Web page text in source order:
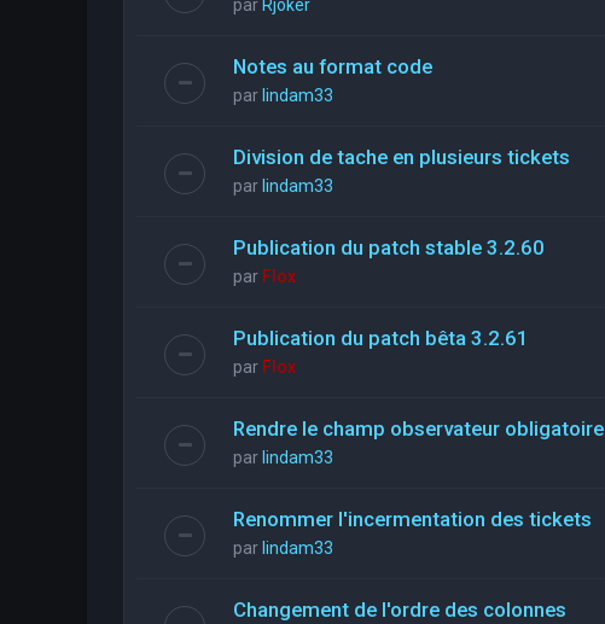
par Rjoker
Notes au format code
par lindam33
Division de tache en plusieurs tickets
par lindam33
Publication du patch stable 3.2.60
par Flox
Publication du patch bêta 3.2.61
par Flox
Rendre le champ observateur obligatoire
par lindam33
Renommer l'incermentation des tickets
par lindam33
Changement de l'ordre des colonnes